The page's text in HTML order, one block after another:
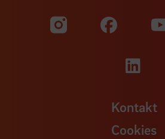
Zu
Zu
Kontakt
Cookies